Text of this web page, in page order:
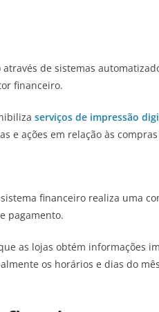
de sistemas
financeiro.
serviços de impressão
e ações em relação às
financeiro realiza uma
pagamento.
as lojas obtém informações
os horários e dias do